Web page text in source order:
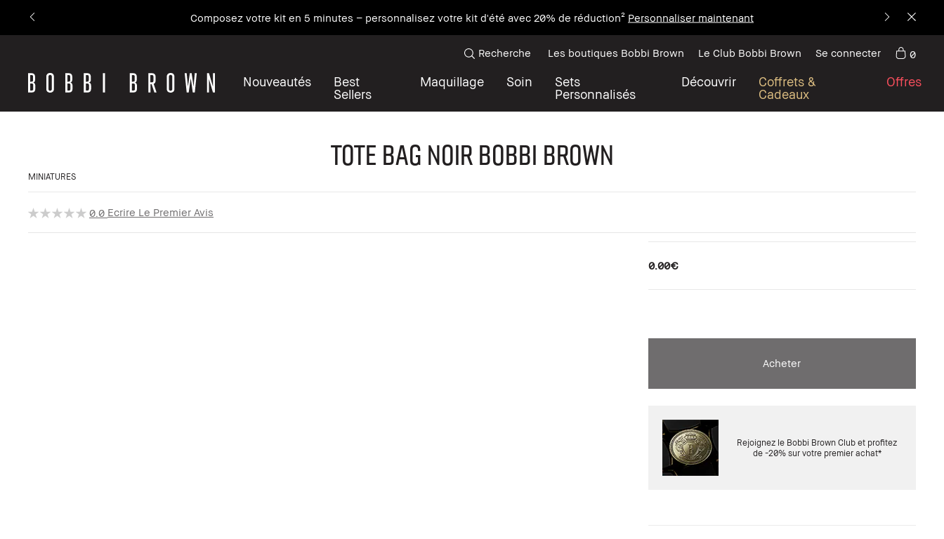
Composez votre kit en 5 minutes – personnalisez votre kit d'été avec 20% de réduction² Personnaliser maintenant
Nouveautés
Best
Sellers
Maquillage Soin
Sets
Personnalisés
Découvrir
Coffrets &
Cadeaux
Offres
Recherche Les boutiques Bobbi Brown Le Club Bobbi Brown Se connecter 0
Tote Bag Noir Bobbi Brown
MINIATURES
0.0 Ecrire Le Premier Avis
0.00€
Acheter
Rejoignez le Bobbi Brown Club et profitez
de -20% sur votre premier achat*